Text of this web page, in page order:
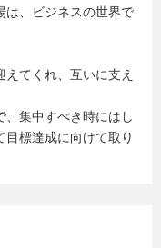
は、ビジネスの世界で
てくれ、互いに支え
、集中すべき時にはし
目標達成に向けて取り